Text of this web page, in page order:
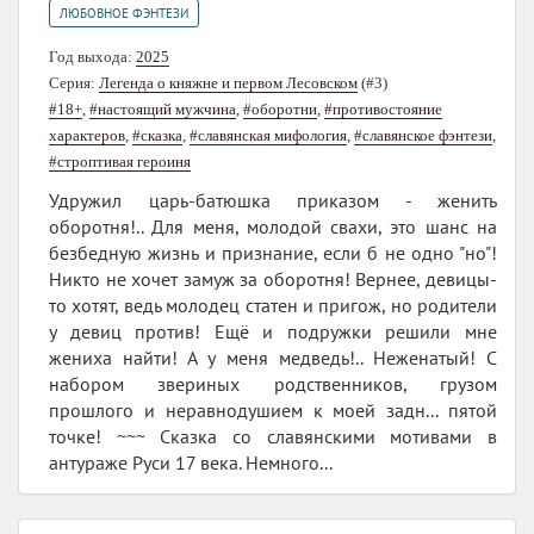
ЛЮБОВНОЕ ФЭНТЕЗИ
Год выхода: 2025
Серия: Легенда о княжне и первом Лесовском (#3)
#18+ #настоящий мужчина #оборотни #противостояние
характеров #сказка #славянская мифология #славянское фэнтези
#строптивая героиня
Удружил царь-батюшка приказом - женить
оборотня!.. Для меня, молодой свахи, это шанс на
безбедную жизнь и признание, если б не одно "но"!
Никто не хочет замуж за оборотня! Вернее, девицы-
то хотят, ведь молодец статен и пригож, но родители
у девиц против! Ещё и подружки решили мне
жениха найти! А у меня медведь!.. Неженатый! С
набором звериных родственников, грузом
прошлого и неравнодушием к моей задн... пятой
точке! ~~~ Сказка со славянскими мотивами в
антураже Руси 17 века. Немного...